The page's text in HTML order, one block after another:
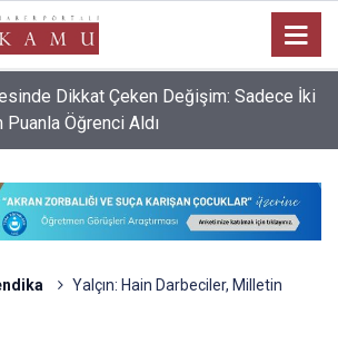
Dikkat Çeken Değişim: Sadece İki
Puanla Öğrenci Aldı
Yalçın: Hain Darbeciler, Milletin